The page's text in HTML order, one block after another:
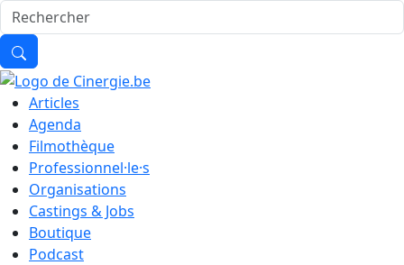
Articles
Agenda
Filmothèque
Professionnel·le·s
Organisations
Castings & Jobs
Boutique
Podcast